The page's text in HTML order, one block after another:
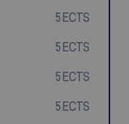
5 ECTS
5 ECTS
5 ECTS
5 ECTS